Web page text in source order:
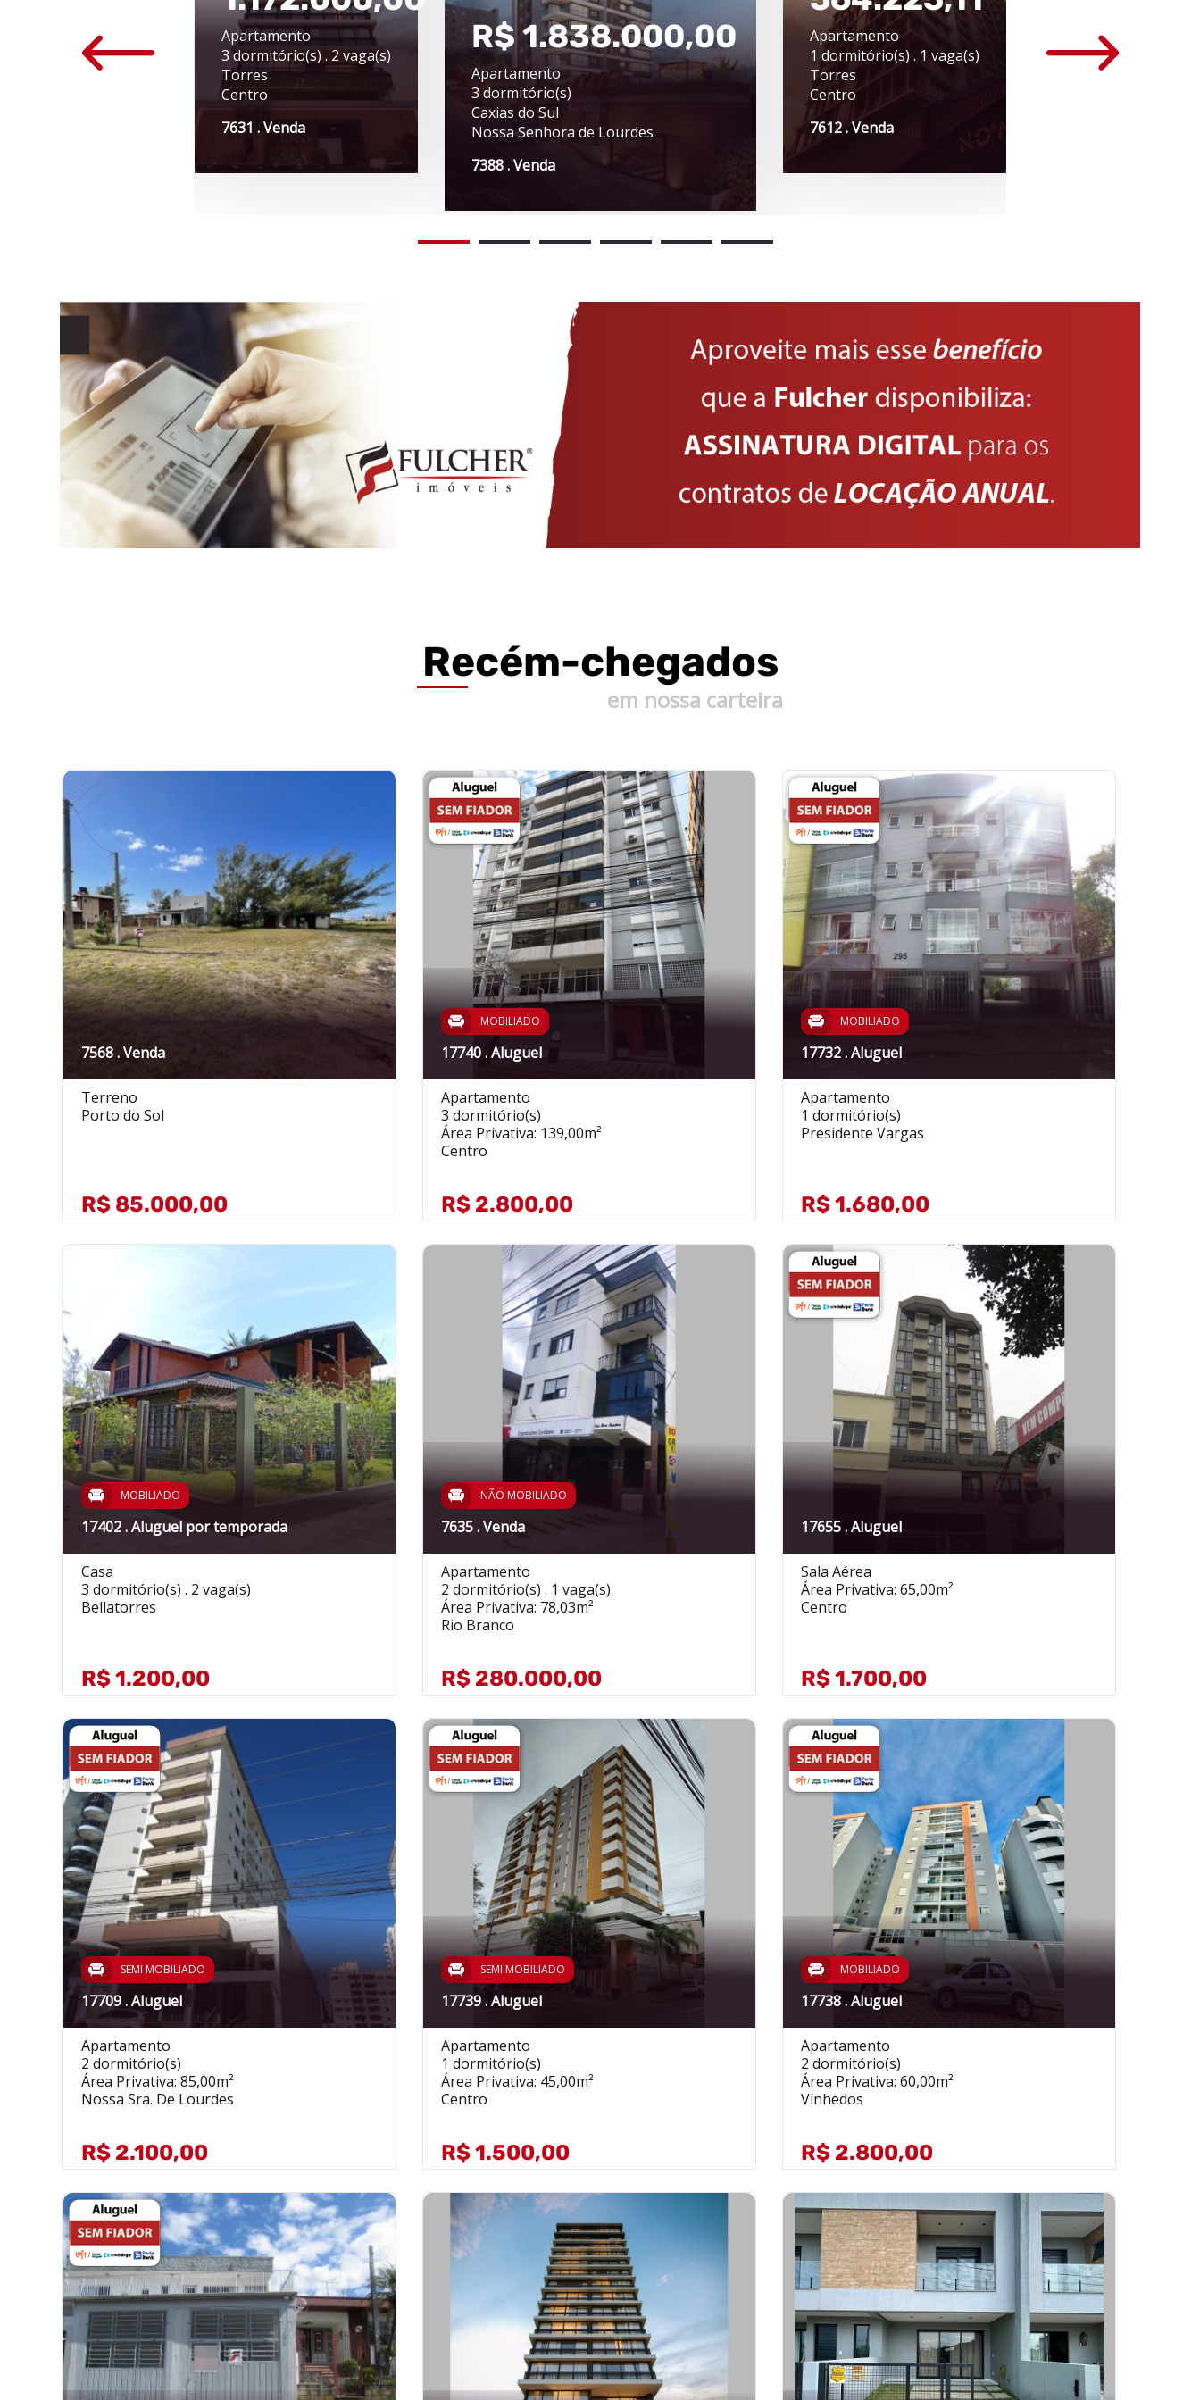
Apartamento
3 dormitório(s) . 2 vaga(s)
Torres
Centro
7631 . Venda
R$ 1.838.000,00
Apartamento
3 dormitório(s)
Caxias do Sul
Nossa Senhora de Lourdes
7388 . Venda
Apartamento
1 dormitório(s) . 1 vaga(s)
Torres
Centro
7612 . Venda
Apartamento
3 dormitório(s) . 2
Caxias do Sul
Recém-chegados
em nossa carteira
7568 . Venda
Terreno
Porto do Sol
R$ 85.000,00
MOBILIADO
17740 . Aluguel
Apartamento
3 dormitório(s)
Área Privativa: 139,00m²
Centro
R$ 2.800,00
MOBILIADO
17732 . Aluguel
Apartamento
1 dormitório(s)
Presidente Vargas
R$ 1.680,00
MOBILIADO
17402 . Aluguel por temporada
Casa
3 dormitório(s) . 2 vaga(s)
Bellatorres
R$ 1.200,00
NÃO MOBILIADO
7635 . Venda
Apartamento
2 dormitório(s) . 1 vaga(s)
Área Privativa: 78,03m²
Rio Branco
R$ 280.000,00
17655 . Aluguel
Sala Aérea
Área Privativa: 65,00m²
Centro
R$ 1.700,00
SEMI MOBILIADO
17709 . Aluguel
Apartamento
2 dormitório(s)
Área Privativa: 85,00m²
Nossa Sra. De Lourdes
R$ 2.100,00
SEMI MOBILIADO
17739 . Aluguel
Apartamento
1 dormitório(s)
Área Privativa: 45,00m²
Centro
R$ 1.500,00
MOBILIADO
17738 . Aluguel
Apartamento
2 dormitório(s)
Área Privativa: 60,00m²
Vinhedos
R$ 2.800,00